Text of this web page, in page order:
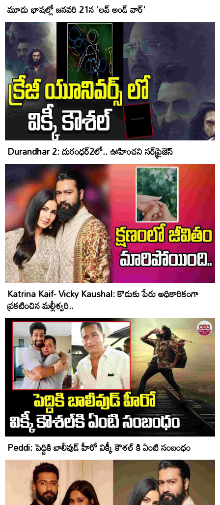
మూడు భాషల్లో జనవరి 21న 'లవ్‌ అండ్‌ వార్‌'
Durandhar 2: దురంధర్2లో.. ఊహించని సర్‌ప్రైజెస్
Katrina Kaif- Vicky Kaushal: కొడుకు పేరు అధికారికంగా
ప్రకటించిన మల్లీశ్వరి..
Peddi: పెద్దికి బాలీవుడ్ హీరో విక్కీ కౌశల్ కి ఏంటి సంబంధం